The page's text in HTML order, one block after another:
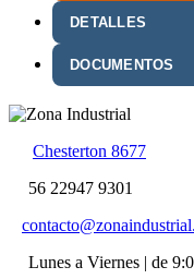
DETALLES
DOCUMENTOS
Chesterton 8677
56 22947 9301
Lunes a Viernes | de